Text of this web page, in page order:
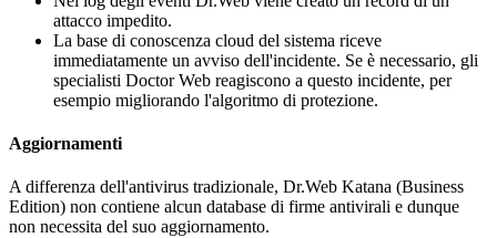
attacco impedito.
La base di conoscenza cloud del sistema riceve
immediatamente un avviso dell'incidente. Se è necessario, gli
specialisti Doctor Web reagiscono a questo incidente, per
esempio migliorando l'algoritmo di protezione.
Aggiornamenti
A differenza dell'antivirus tradizionale, Dr.Web Katana (Business
Edition) non contiene alcun database di firme antivirali e dunque
non necessita del suo aggiornamento.